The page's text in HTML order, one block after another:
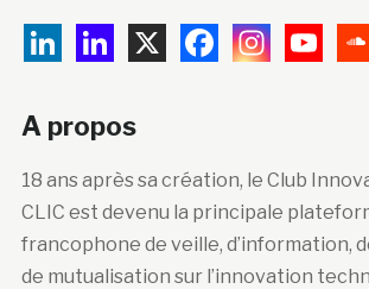
A propos
18 ans après sa création, le Club
CLIC est devenu la principale
francophone de veille, d’information,
de mutualisation sur l’innovation